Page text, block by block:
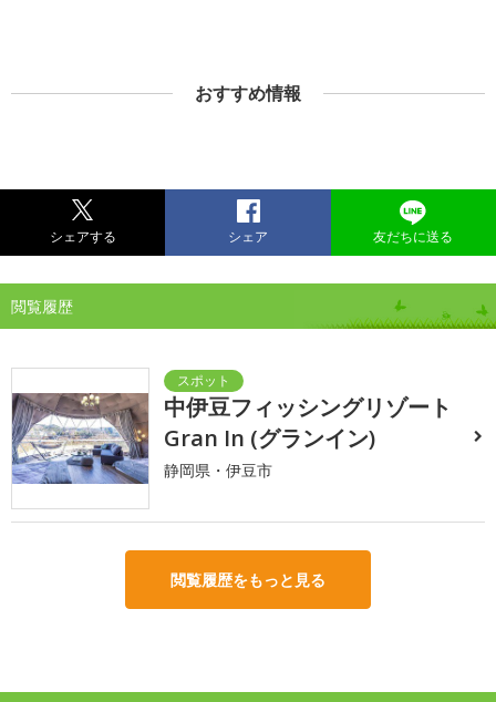
おすすめ情報
シェアする シェア 友だちに送る
閲覧履歴
中伊豆フィッシングリゾート
Gran In (グランイン)
静岡県・伊豆市
閲覧履歴をもっと見る